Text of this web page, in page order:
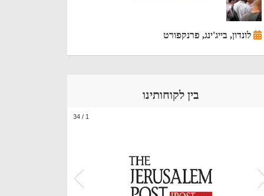
לונדון, בייג'ינג, פרנקפורט
בין לקוחותינו